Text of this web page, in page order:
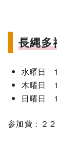
長縄
水曜日
木曜日
日曜日
参加費：２